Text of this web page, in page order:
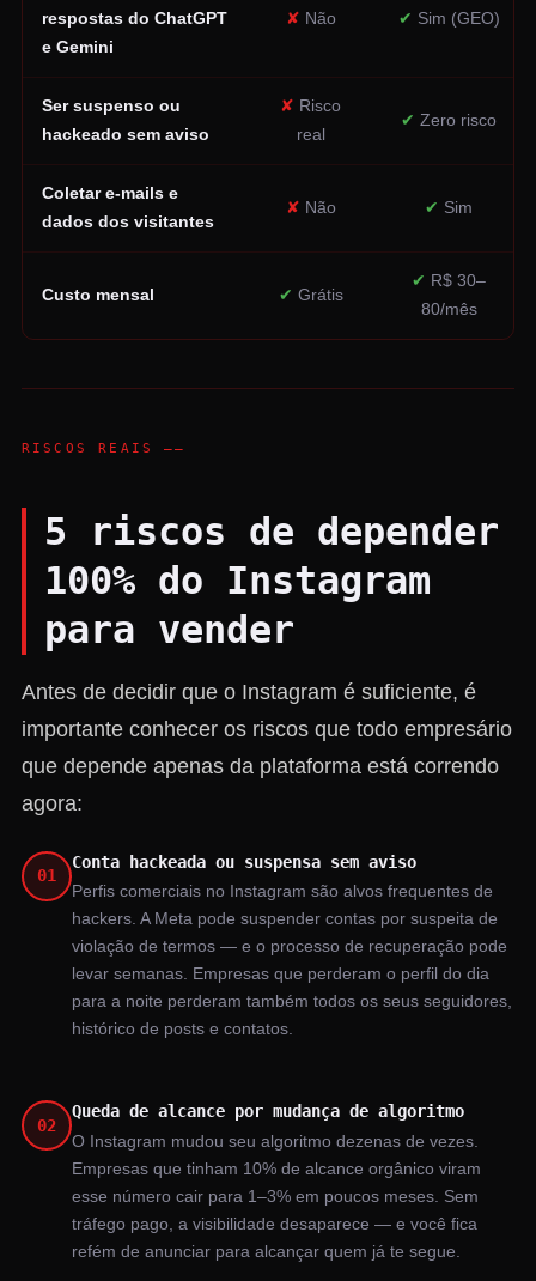
respostas do ChatGPT
e Gemini
✘ Não ✔ Sim (GEO)
Ser suspenso ou
hackeado sem aviso
✘ Risco
real
✔ Zero risco
Coletar e-mails e
dados dos visitantes
✘ Não ✔ Sim
Custo mensal ✔ Grátis
✔ R$ 30–
80/mês
RISCOS REAIS ——
5 riscos de depender
100% do Instagram
para vender
Antes de decidir que o Instagram é suficiente, é
importante conhecer os riscos que todo empresário
que depende apenas da plataforma está correndo
agora:
01
Conta hackeada ou suspensa sem aviso
Perfis comerciais no Instagram são alvos frequentes de
hackers. A Meta pode suspender contas por suspeita de
violação de termos — e o processo de recuperação pode
levar semanas. Empresas que perderam o perfil do dia
para a noite perderam também todos os seus seguidores,
histórico de posts e contatos.
02
Queda de alcance por mudança de algoritmo
O Instagram mudou seu algoritmo dezenas de vezes.
Empresas que tinham 10% de alcance orgânico viram
esse número cair para 1–3% em poucos meses. Sem
tráfego pago, a visibilidade desaparece — e você fica
refém de anunciar para alcançar quem já te segue.